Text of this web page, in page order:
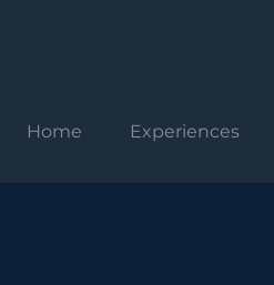
Home Experiences